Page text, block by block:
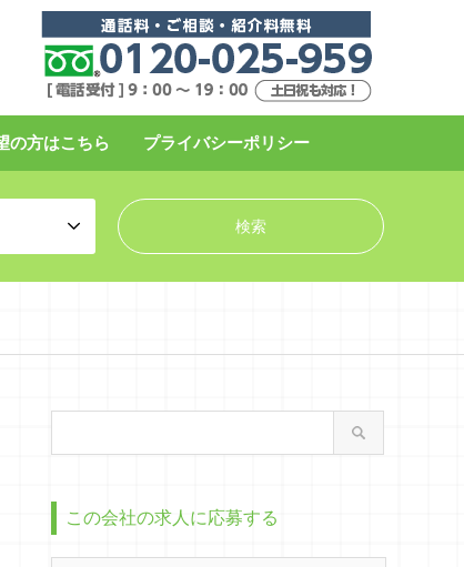
の方はこちら プライバシーポリシー
この会社の求人に応募する